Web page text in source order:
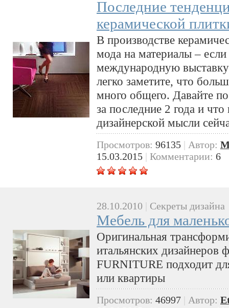
Последние
керамической
В производстве
мода на материалы –
международную
легко заметите, что
много общего. Давайте
за последние 2 года и что
дизайнерской мысли
Просмотров: 96135 | Автор:
15.03.2015 | Комментарии: 6
28.10.2010 Секреты дизайна
Мебель для
Оригинальная
итальянских дизайнеров
FURNITURE подходит
или квартиры
Просмотров: 46997 Автор: